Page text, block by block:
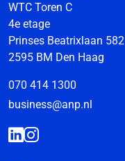
WTC Toren C
4e etage
Prinses Beatrixlaan 582
2595 BM Den Haag
070 414 1300
business@anp.nl